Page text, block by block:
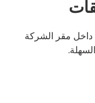
داخل مقر الشركة